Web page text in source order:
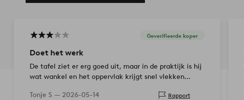
Geverifieerde koper
Doet het werk
De tafel ziet er erg goed uit, maar in de praktijk is hij
wat wankel en het oppervlak krijgt snel vlekken
Tonje S — 2026-05-14 Rapport